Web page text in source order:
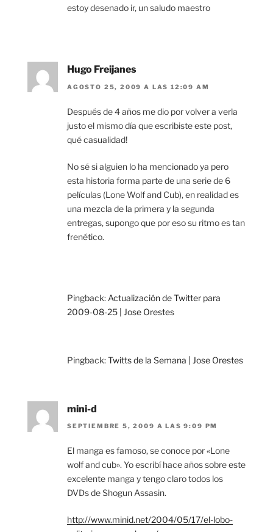
estoy desenado ir, un saludo maestro
Hugo Freijanes
AGOSTO 25, 2009 A LAS 12:09 AM
Después de 4 años me dio por volver a verla
justo el mismo día que escribiste este post,
qué casualidad!
No sé si alguien lo ha mencionado ya pero
esta historia forma parte de una serie de 6
películas (Lone Wolf and Cub), en realidad es
una mezcla de la primera y la segunda
entregas, supongo que por eso su ritmo es tan
frenético.
Pingback: Actualización de Twitter para
2009-08-25 | Jose Orestes
Pingback:Twitts de la Semana | Jose Orestes
mini-d
SEPTIEMBRE 5, 2009 A LAS 9:09 PM
El manga es famoso, se conoce por «Lone
wolf and cub». Yo escribí hace años sobre este
excelente manga y tengo claro todos los
DVDs de Shogun Assasin.
http://www.minid.net/2004/05/17/el-lobo-